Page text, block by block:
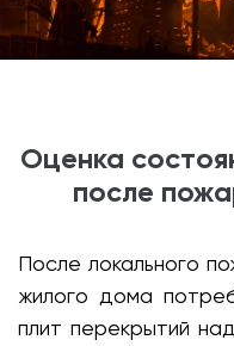
Оценка
после
После локального
жилого дома
плит перекрытий